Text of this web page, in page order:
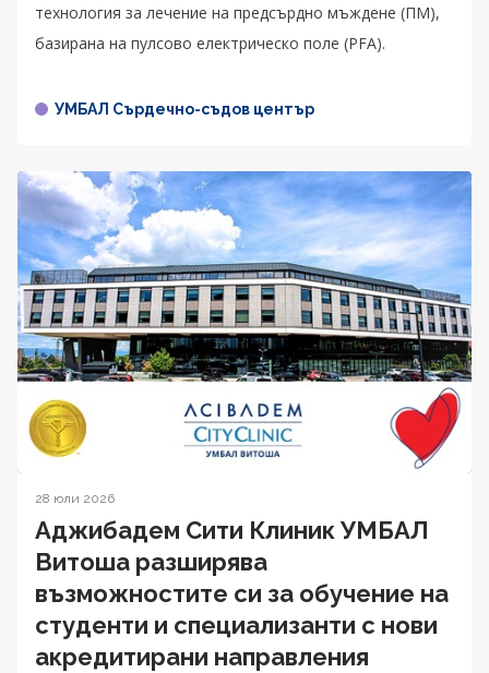
технология за лечение на предсърдно мъждене (ПМ),
базирана на пулсово електрическо поле (PFA).
УМБАЛ Сърдечно-съдов център
28 юли 2026
Аджибадем Сити Клиник УМБАЛ
Витоша разширява
възможностите си за обучение на
студенти и специализанти с нови
акредитирани направления